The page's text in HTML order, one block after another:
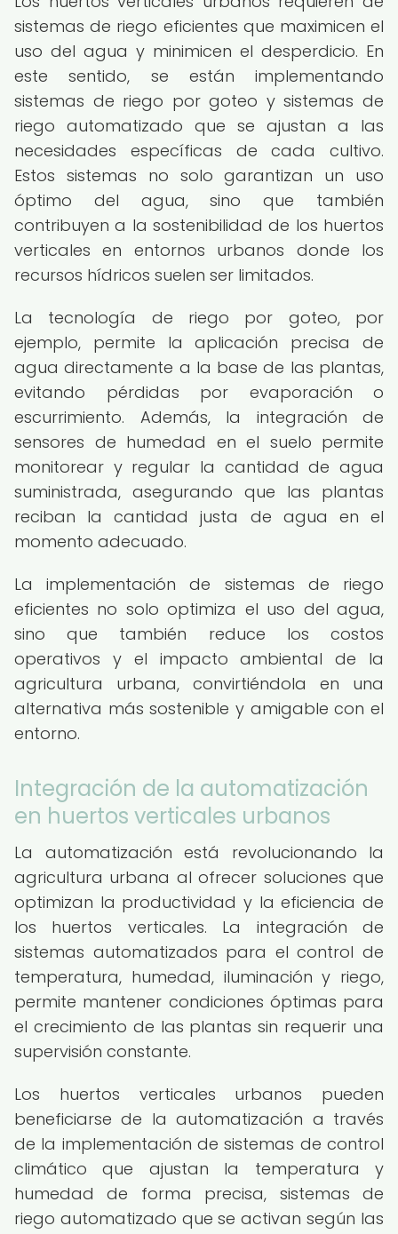
sistemas de riego eficientes que maximicen el
uso del agua y minimicen el desperdicio. En
este sentido, se están implementando
sistemas de riego por goteo y sistemas de
riego automatizado que se ajustan a las
necesidades específicas de cada cultivo.
Estos sistemas no solo garantizan un uso
óptimo del agua, sino que también
contribuyen a la sostenibilidad de los huertos
verticales en entornos urbanos donde los
recursos hídricos suelen ser limitados.
La tecnología de riego por goteo, por
ejemplo, permite la aplicación precisa de
agua directamente a la base de las plantas,
evitando pérdidas por evaporación o
escurrimiento. Además, la integración de
sensores de humedad en el suelo permite
monitorear y regular la cantidad de agua
suministrada, asegurando que las plantas
reciban la cantidad justa de agua en el
momento adecuado.
La implementación de sistemas de riego
eficientes no solo optimiza el uso del agua,
sino que también reduce los costos
operativos y el impacto ambiental de la
agricultura urbana, convirtiéndola en una
alternativa más sostenible y amigable con el
entorno.
Integración de la automatización
en huertos verticales urbanos
La automatización está revolucionando la
agricultura urbana al ofrecer soluciones que
optimizan la productividad y la eficiencia de
los huertos verticales. La integración de
sistemas automatizados para el control de
temperatura, humedad, iluminación y riego,
permite mantener condiciones óptimas para
el crecimiento de las plantas sin requerir una
supervisión constante.
Los huertos verticales urbanos pueden
beneficiarse de la automatización a través
de la implementación de sistemas de control
climático que ajustan la temperatura y
humedad de forma precisa, sistemas de
riego automatizado que se activan según las